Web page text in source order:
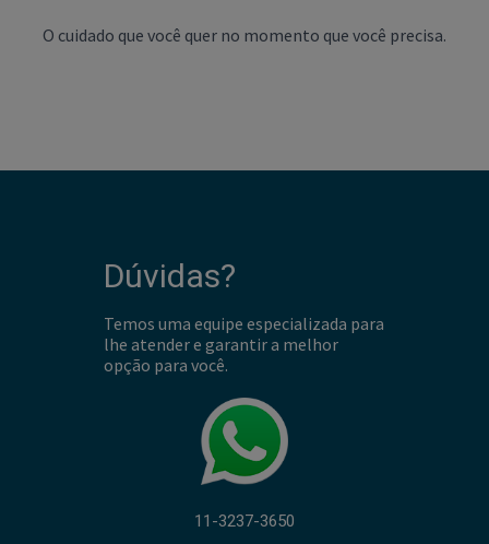
O cuidado que você quer no momento que você precisa.
Dúvidas?
Temos uma equipe especializada para
lhe atender e garantir a melhor
opção para você.
11-3237-3650